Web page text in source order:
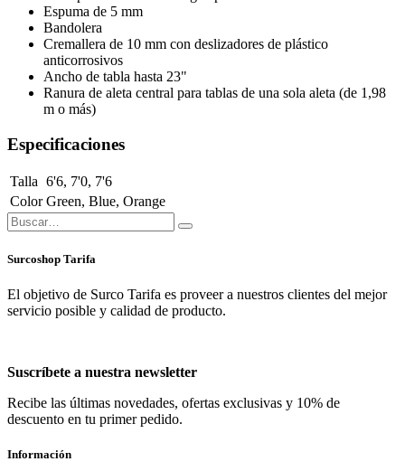
Espuma de 5 mm
Bandolera
Cremallera de 10 mm con deslizadores de plástico
anticorrosivos
Ancho de tabla hasta 23"
Ranura de aleta central para tablas de una sola aleta (de 1,98
m o más)
Especificaciones
Talla 6'6, 7'0, 7'6
Color Green, Blue, Orange
Surcoshop Tarifa
El objetivo de Surco Tarifa es proveer a nuestros clientes del mejor
servicio posible y calidad de producto.
Suscríbete a nuestra newsletter
Recibe las últimas novedades, ofertas exclusivas y 10% de
descuento en tu primer pedido.
Información